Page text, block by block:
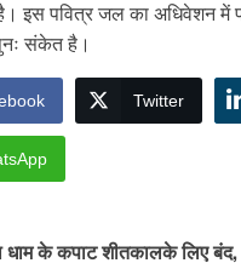
इस पवित्र जल का अधिवेशन में
संकेत है।
Twitter
धाम के कपाट शीतकालके लिए बंद,